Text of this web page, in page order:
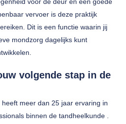
vervoer is deze praktijk
Dit is een functie waarin jij
mondzorg dagelijks kunt
volgende stap in de
meer dan 25 jaar ervaring in
binnen de tandheelkunde .